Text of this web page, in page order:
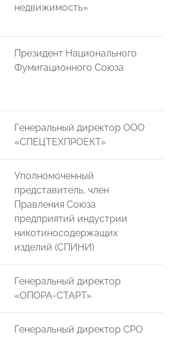
недвижимость»
Президент Национального
Фумигационного Союза
Генеральный директор ООО
«СПЕЦТЕХПРОЕКТ»
Уполномоченный
представитель, член
Правления Союза
предприятий индустрии
никотиносодержащих
изделий (СПИНИ)
Генеральный директор
«ОПОРА-СТАРТ»
Генеральный директор СРО